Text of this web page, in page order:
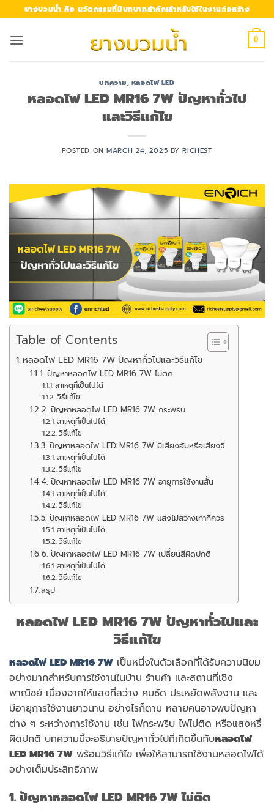
to
content
ยางบวมน้ำ คือ นวัตกรรมที่มีบทบาทสำคัญสำหรับใช้ในงานก่อสร้าง
0
บทความ, หลอดไฟ LED
หลอดไฟ LED MR16 7W ปัญหาทั่วไป
และวิธีแก้ไข
POSTED ONMARCH 24, 2025 BYRICHEST
Table of Contents
หลอดไฟ LED MR16 7W ปัญหาทั่วไปและวิธีแก้ไข
1. ปัญหาหลอดไฟ LED MR16 7W ไม่ติด
สาเหตุที่เป็นไปได้
วิธีแก้ไข
2. ปัญหาหลอดไฟ LED MR16 7W กระพริบ
สาเหตุที่เป็นไปได้
วิธีแก้ไข
3. ปัญหาหลอดไฟ LED MR16 7W มีเสียงฮัมหรือเสียงจี่
สาเหตุที่เป็นไปได้
วิธีแก้ไข
4. ปัญหาหลอดไฟ LED MR16 7W อายุการใช้งานสั้น
สาเหตุที่เป็นไปได้
วิธีแก้ไข
5. ปัญหาหลอดไฟ LED MR16 7W แสงไม่สว่างเท่าที่ควร
สาเหตุที่เป็นไปได้
วิธีแก้ไข
6. ปัญหาหลอดไฟ LED MR16 7W เปลี่ยนสีผิดปกติ
สาเหตุที่เป็นไปได้
วิธีแก้ไข
สรุป
หลอดไฟ LED MR16 7W ปัญหาทั่วไปและ
วิธีแก้ไข
หลอดไฟ LED MR16 7W เป็นหนึ่งในตัวเลือกที่ได้รับความนิยม
อย่างมากสำหรับการใช้งานในบ้าน ร้านค้า และสถานที่เชิง
พาณิชย์ เนื่องจากให้แสงที่สว่าง คมชัด ประหยัดพลังงาน และ
มีอายุการใช้งานยาวนาน อย่างไรก็ตาม หลายคนอาจพบปัญหา
ต่าง ๆ ระหว่างการใช้งาน เช่น ไฟกระพริบ ไฟไม่ติด หรือแสงหรี่
ผิดปกติ บทความนี้จะอธิบายปัญหาทั่วไปที่เกิดขึ้นกับหลอดไฟ
LED MR16 7W พร้อมวิธีแก้ไข เพื่อให้สามารถใช้งานหลอดไฟได้
อย่างเต็มประสิทธิภาพ
1. ปัญหาหลอดไฟ LED MR16 7W ไม่ติด